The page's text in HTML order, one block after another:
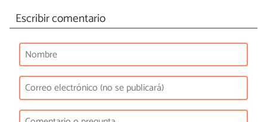
Escribir comentario